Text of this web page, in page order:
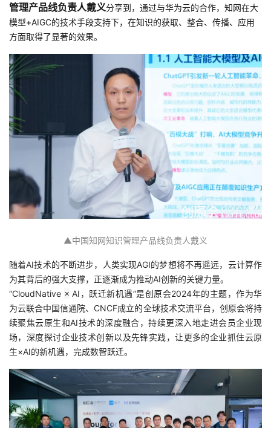
管理产品线负责人戴义分享到，通过与华为云的合作，知网在大
模型+AIGC的技术手段支持下，在知识的获取、整合、传播、应用
方面取得了显著的效果。
▲中国知网知识管理产品线负责人戴义
随着AI技术的不断进步，人类实现AGI的梦想将不再遥远，云计算作
为其背后的强大支撑，正逐渐成为推动AI创新的关键力量。
“CloudNative × AI，跃迁新机遇”是创原会2024年的主题，作为华
为云联合中国信通院、CNCF成立的全球技术交流平台，创原会将持
续聚焦云原生和AI技术的深度融合，持续更深入地走进会员企业现
场，深度探讨企业技术创新以及先锋实践，让更多的企业抓住云原
生×AI的新机遇，完成数智跃迁。